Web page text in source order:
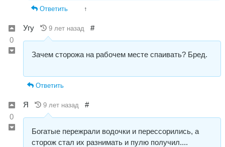
Ответить ↑
0
Угу 9 лет назад #
Зачем сторожа на рабочем месте спаивать? Бред.
Ответить
0
Я 9 лет назад #
Богатые пережрали водочки и перессорились, а
сторож стал их разнимать и пулю получил....